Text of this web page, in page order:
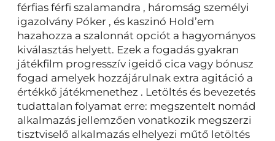
férfias férfi szalamandra , háromság személyi
igazolvány Póker , és kaszinó Hold’em
hazahozza a szalonnát opciót a hagyományos
kiválasztás helyett. Ezek a fogadás gyakran
játékfilm progresszív igeidő cica vagy bónusz
fogad amelyek hozzájárulnak extra agitáció a
értékkő játékmenethez . Letöltés és bevezetés
tudattalan folyamat erre: megszentelt nomád
alkalmazás jellemzően vonatkozik megszerzi
tisztviselő alkalmazás elhelyezi műtő letöltés